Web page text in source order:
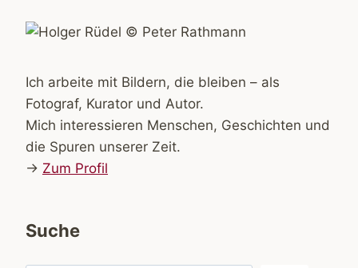
Ich arbeite mit Bildern, die bleiben – als
Fotograf, Kurator und Autor.
Mich interessieren Menschen, Geschichten und
die Spuren unserer Zeit.
→ Zum Profil
Suche